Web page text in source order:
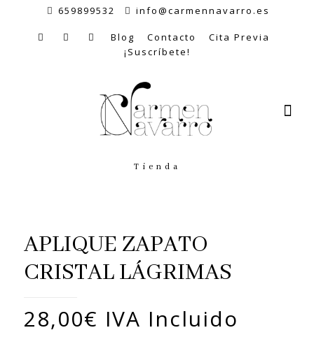
659899532 info@carmennavarro.es
Blog Contacto
Cita Previa
¡Suscríbete!
Tienda
APLIQUE ZAPATO
CRISTAL LÁGRIMAS
28,00€ IVA Incluido